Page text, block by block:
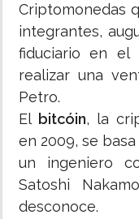
Criptomonedas
integrantes,
fiduciario en el
realizar una
Petro.
El bitcóin, la
en 2009, se
un ingeniero
Satoshi
desconoce.